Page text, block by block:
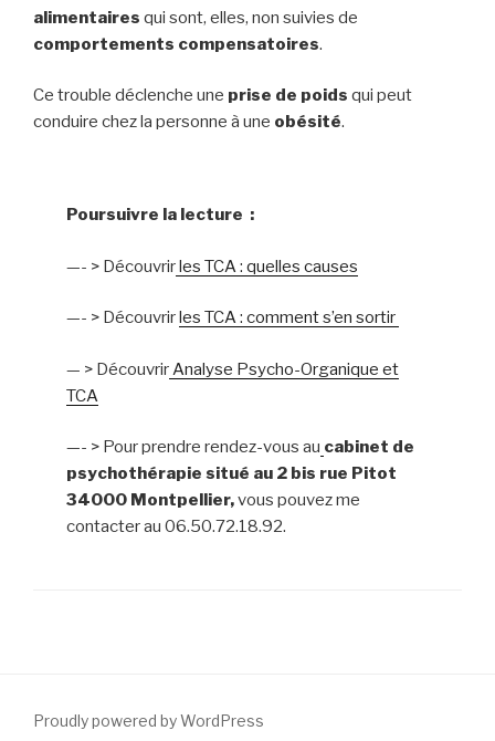
alimentaires qui sont, elles, non suivies de
comportements compensatoires.
Ce trouble déclenche une prise de poids qui peut
conduire chez la personne à une obésité.
Poursuivre la lecture :
—- > Découvrirles TCA : quelles causes
—- > Découvrirles TCA : comment s’en sortir
— > Découvrir Analyse Psycho-Organique et
TCA
—- > Pour prendre rendez-vous au cabinet de
psychothérapie situé au 2 bis rue Pitot
34000 Montpellier,vous pouvez me
contacter au 06.50.72.18.92.
Proudly powered by WordPress